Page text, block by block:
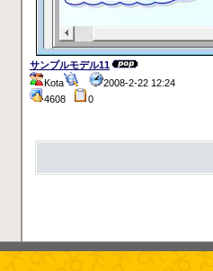
サンプルモデル11
Kota
2008-2-22 12:24
4608
0